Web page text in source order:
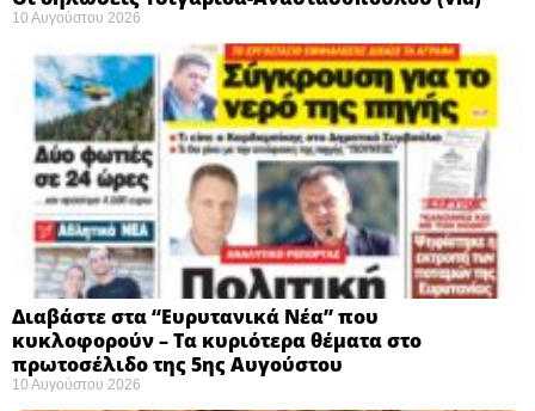
10 Αυγούστου 2026
Διαβάστε στα “Ευρυτανικά Νέα” που
κυκλοφορούν – Τα κυριότερα θέματα στο
πρωτοσέλιδο της 5ης Αυγούστου
10 Αυγούστου 2026